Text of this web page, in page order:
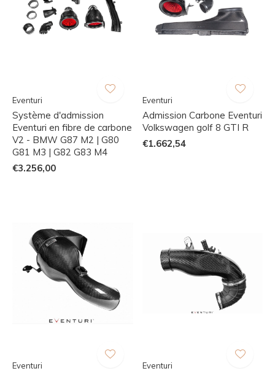
Eventuri
Système d'admission
Eventuri en fibre de carbone
V2 - BMW G87 M2 | G80
G81 M3 | G82 G83 M4
€3.256,00
Eventuri
Admission Carbone Eventuri
Volkswagen golf 8 GTI R
€1.662,54
Eventuri Eventuri